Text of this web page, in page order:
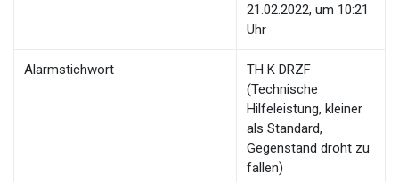
21.02.2022, um 10:21
Uhr
Alarmstichwort
TH K DRZF
(Technische
Hilfeleistung, kleiner
als Standard,
Gegenstand droht zu
fallen)